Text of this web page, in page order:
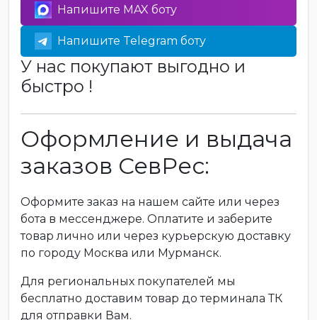
Напишите MAX боту
Напишите Telegram боту
У нас покупают выгодно и
быстро !
Оформление и выдача
заказов СевРес:
Оформите заказ на нашем сайте или через
бота в мессенджере. Оплатите и заберите
товар лично или через курьерскую доставку
по городу Москва или Мурманск.
Для региональных покупателей мы
бесплатно доставим товар до терминала ТК
для отправки Вам.